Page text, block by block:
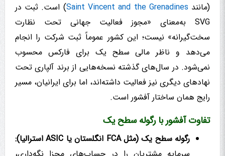
(مانند Saint Vincent and the Grenadines) است. ثبت در
SVG به‌معنای «مجوز فعالیت جهانی تحت نظارت
سخت‌گیرانه» نیست؛ این کشور عموماً ثبت شرکت را انجام
می‌دهد و ناظر مالی سطح یک برای فارکس محسوب
نمی‌شود. در سال‌های گذشته نسخه‌هایی از برند آلپاری تحت
نهادهای دیگری نیز فعالیت داشته‌اند، اما برای ایرانیان، مسیر
رایج همان ساختار آفشور است.
تفاوت آفشور با رگوله سطح یک
رگوله سطح یک (مثل FCA انگلستان یا ASIC استرالیا):